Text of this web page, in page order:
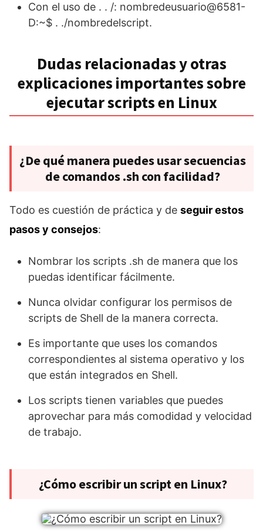
Con el uso de . . /: nombredeusuario@6581-
D:~$ . ./nombredelscript.
Dudas relacionadas y otras
explicaciones importantes sobre
ejecutar scripts en Linux
¿De qué manera puedes usar secuencias
de comandos .sh con facilidad?
Todo es cuestión de práctica y de seguir estos
pasos y consejos:
Nombrar los scripts .sh de manera que los
puedas identificar fácilmente.
Nunca olvidar configurar los permisos de
scripts de Shell de la manera correcta.
Es importante que uses los comandos
correspondientes al sistema operativo y los
que están integrados en Shell.
Los scripts tienen variables que puedes
aprovechar para más comodidad y velocidad
de trabajo.
¿Cómo escribir un script en Linux?